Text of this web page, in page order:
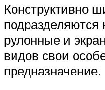
Конструктивно
подразделяются
рулонные и
видов свои
предназначение.